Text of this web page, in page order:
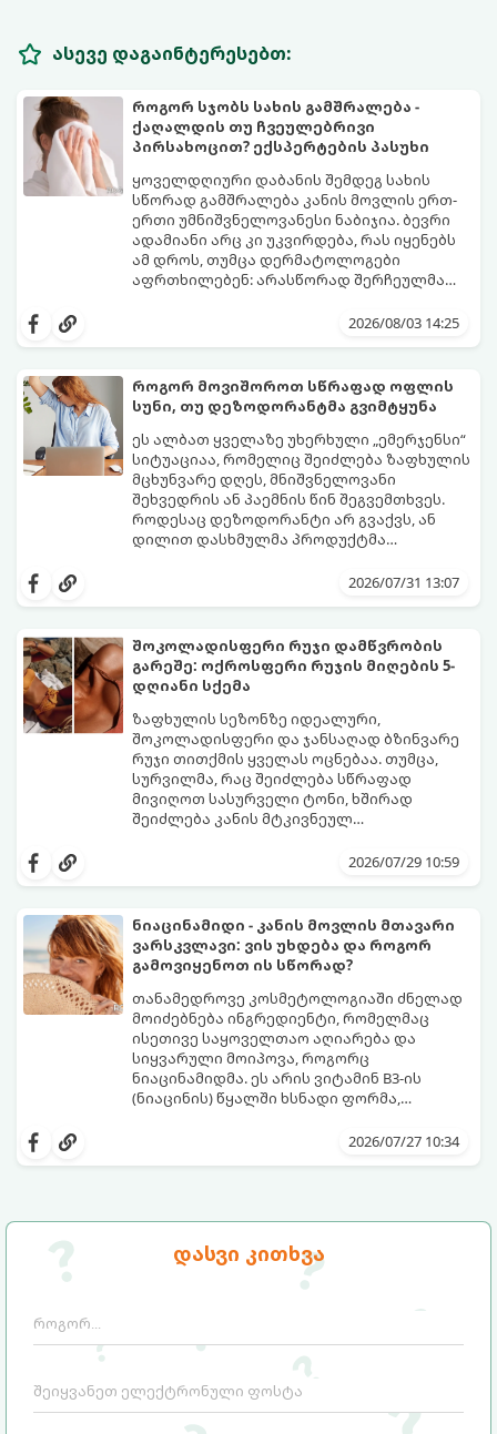
დასვი კითხვა
ასევე დაგაინტერესებთ:
როგორ სჯობს სახის გამშრალება -
ქაღალდის თუ ჩვეულებრივი
პირსახოცით? ექსპერტების პასუხი
ყოველდღიური დაბანის შემდეგ სახის
სწორად გამშრალება კანის მოვლის ერთ-
ერთი უმნიშვნელოვანესი ნაბიჯია. ბევრი
ადამიანი არც კი უკვირდება, რას იყენებს
ამ დროს, თუმცა დერმატოლოგები
აფრთხილებენ: არასწორად შერჩეულმა
გამონაყარი, კანის გაღიზიანება და
კანის ჯანმრთელობისთვის - ტრადიციული
2026/08/03 14:25
როგორ მოვიშოროთ სწრაფად ოფლის
სუნი, თუ დეზოდორანტმა გვიმტყუნა
ეს ალბათ ყველაზე უხერხული „ემერჯენსი“
სიტუაციაა, რომელიც შეიძლება ზაფხულის
მცხუნვარე დღეს, მნიშვნელოვანი
შეხვედრის ან პაემნის წინ შეგვემთხვეს.
როდესაც დეზოდორანტი არ გვაქვს, ან
დილით დასხმულმა პროდუქტმა
იღლიებში უსიამოვნო სუნი გაჩნდა,
სუნი არ აქვს. სუნს აჩენენ ბაქტერიები,
შესაბამისად, ჩვენი მიზანია ამ
ბაქტერიების განადგურება და კანის
გამოშრობა.
აი, 5 ყველაზე ეფექტური,
აპრობირებული და ნაცადი ხერხი,
რომლებიც ნებისმიერ ოფისში, კაფესა
თუ საზოგადოებრივ ტუალეტში, სულ
რაღაც 2 წუთში გადაგარჩენთ:
2026/07/31 13:07
შოკოლადისფერი რუჯი დამწვრობის
გარეშე: ოქროსფერი რუჯის მიღების 5-
დღიანი სქემა
ზაფხულის სეზონზე იდეალური,
შოკოლადისფერი და ჯანსაღად ბზინვარე
რუჯი თითქმის ყველას ოცნებაა. თუმცა,
სურვილმა, რაც შეიძლება სწრაფად
მივიღოთ სასურველი ტონი, ხშირად
შეიძლება კანის მტკივნეულ
გამოიმუშაოს მელანინი - პიგმენტი,
5-დღიანი სქემა დაგეხმარებათ, მიიღოთ
ღრმა, თანაბარი და ხანგრძლივი რუჯი
კანის ჯანმრთელობის დაზიანების გარეშე.
2026/07/29 10:59
ნიაცინამიდი - კანის მოვლის მთავარი
ვარსკვლავი: ვის უხდება და როგორ
გამოვიყენოთ ის სწორად?
თანამედროვე კოსმეტოლოგიაში ძნელად
მოიძებნება ინგრედიენტი, რომელმაც
ისეთივე საყოველთაო აღიარება და
სიყვარული მოიპოვა, როგორც
ნიაცინამიდმა. ეს არის ვიტამინ B3-ის
(ნიაცინის) წყალში ხსნადი ფორმა,
კანისთვის ნამდვილი „მაშველი რგოლია“.
თავის მოვლის რუტინის შეუცვლელი
2026/07/27 10:34